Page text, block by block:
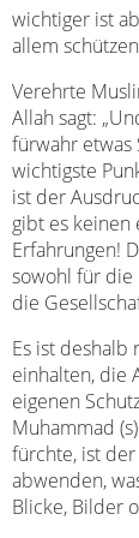
wichtiger ist
allem
Verehrte
Allah sagt:
fürwahr etwas
wichtigste
ist der
gibt es keinen
Erfahrungen!
sowohl für die
die
Es ist deshalb
einhalten, die
eigenen
Muhammad
fürchte, ist der
abwenden,
Blicke, Bilder